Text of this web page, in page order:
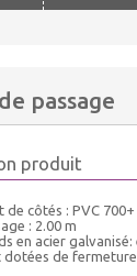
passage
produit
de côtés : PVC
: 2.00 m
en acier galvanisé:
dotées de